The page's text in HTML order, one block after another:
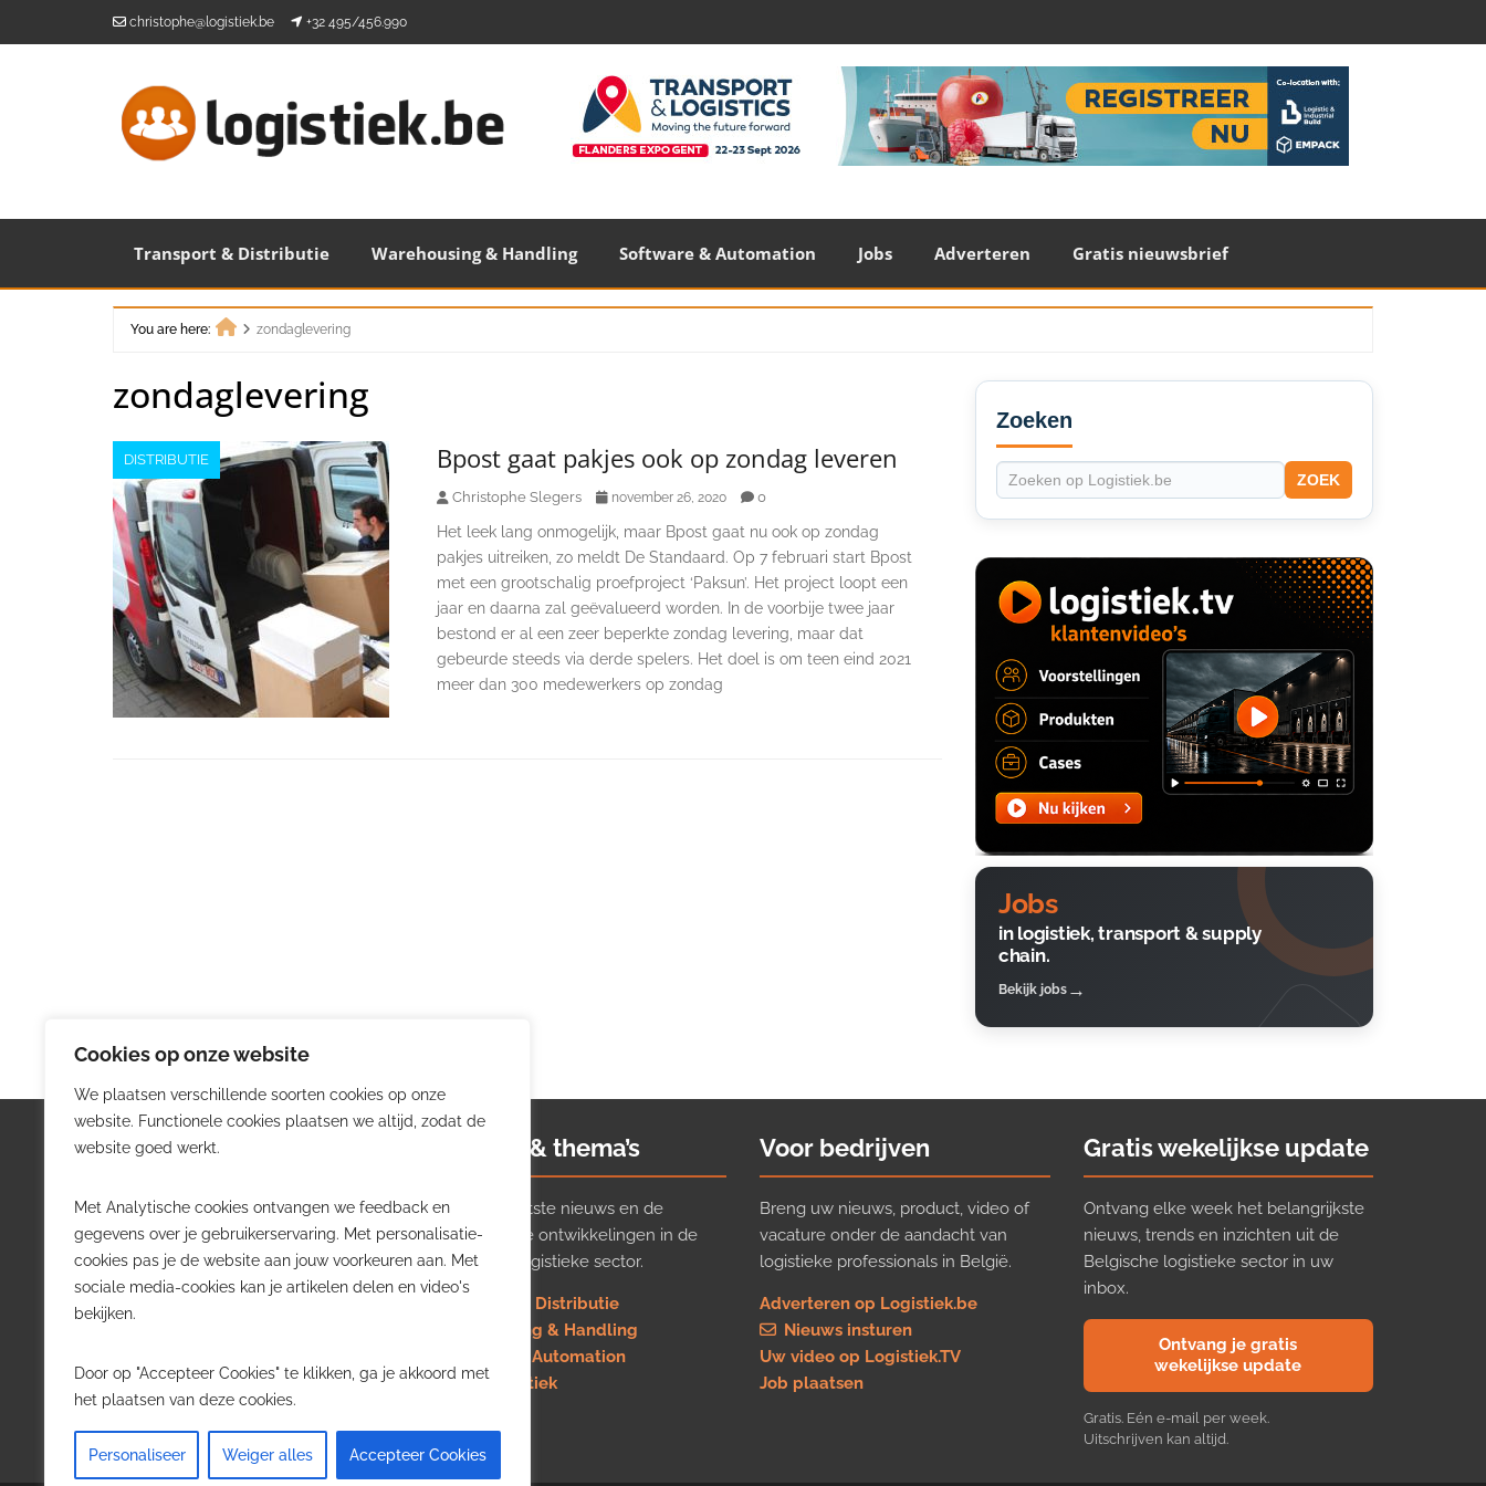
Cookies op onze website
We plaatsen verschillende soorten cookies op onze
website. Functionele cookies plaatsen we altijd, zodat de
website goed werkt.
Met Analytische cookies ontvangen we feedback en
gegevens over je gebruikerservaring. Met personalisatie-
cookies pas je de website aan jouw voorkeuren aan. Met
sociale media-cookies kan je artikelen delen en video's
bekijken.
Door op "Accepteer Cookies" te klikken, ga je akkoord met
het plaatsen van deze cookies.
Personaliseer Weiger alles Accepteer Cookies
christophe@logistiek.be +32 495/456.990
Transport & Distributie Warehousing & Handling Software & Automation Jobs Adverteren Gratis nieuwsbrief
You are here:
zondaglevering
zondaglevering
DISTRIBUTIE Bpost gaat pakjes ook op zondag leveren
Christophe Slegers november 26, 2020 0
Het leek lang onmogelijk, maar Bpost gaat nu ook op zondag
pakjes uitreiken, zo meldt De Standaard. Op 7 februari start Bpost
met een grootschalig proefproject ‘Paksun’. Het project loopt een
jaar en daarna zal geëvalueerd worden. In de voorbije twee jaar
bestond er al een zeer beperkte zondag levering, maar dat
gebeurde steeds via derde spelers. Het doel is om teen eind 2021
meer dan 300 medewerkers op zondag
Secondary
Sidebar
Zoeken
ZOEK
Jobs
in logistiek, transport & supply
chain.
Bekijk jobs
Logistiek.be
Logistiek.be brengt dagelijks nieuws,
trends en praktijkverhalen over
transport, warehousing, supply chain
en automatisering in België.
willen volgen.
Nieuws & thema’s
Volg het laatste nieuws en de
belangrijkste ontwikkelingen in de
Belgische logistieke sector.
Transport & Distributie
Warehousing & Handling
Software & Automation
Job in logistiek
Voor bedrijven
Breng uw nieuws, product, video of
vacature onder de aandacht van
logistieke professionals in België.
Adverteren op Logistiek.be
Nieuws insturen
Uw video op Logistiek.TV
Job plaatsen
Gratis wekelijkse update
Ontvang elke week het belangrijkste
nieuws, trends en inzichten uit de
Belgische logistieke sector in uw
inbox.
Ontvang je gratis
wekelijkse update
Gratis. Eén e-mail per week.
Uitschrijven kan altijd.